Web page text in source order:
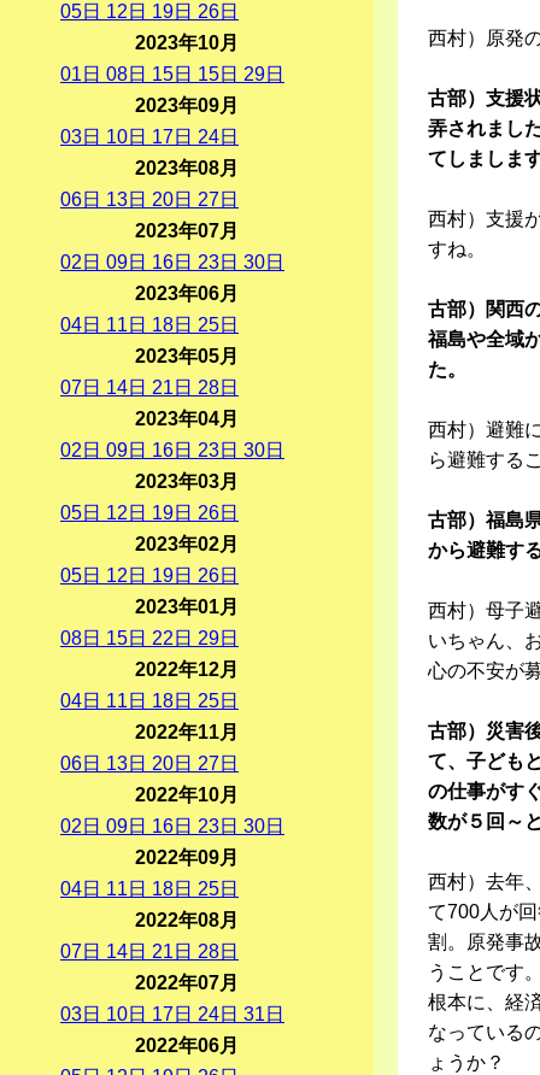
西村）原発
古部）支援
弄されまし
てしましま
西村）支援
すね。
古部）関西
福島や全域
た。
西村）避難
ら避難する
古部）福島
から避難す
西村）母子
いちゃん、
心の不安が
古部）災害
て、子ども
の仕事がす
数が５回～
西村）去年
て700人が
割。原発事
うことです
根本に、経
なっている
ょうか？
05日 12 日 19日 26日
2023年10月
01 日 08日 15日 15日 29日
2023年09月
03日 10日 17日 24日
2023年08月
06日 13日 20日 27日
2023年07月
02 日 09日 16日 23日 30日
2023年06月
04日 11 日 18日 25日
2023年05月
07日 14日 21 日 28日
2023年04月
02 日 09日 16日 23日 30日
2023年03月
05日 12 日 19日 26日
2023年02月
05日 12 日 19日 26日
2023年01月
08日 15日 22 日 29日
2022年12月
04日 11 日 18日 25日
2022年11月
06日 13日 20日 27日
2022年10月
02 日 09日 16日 23日 30日
2022年09月
04日 11 日 18日 25日
2022年08月
07日 14日 21 日 28日
2022年07月
03日 10日 17日 24日 31 日
2022年06月